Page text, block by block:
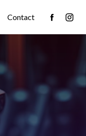
Contact